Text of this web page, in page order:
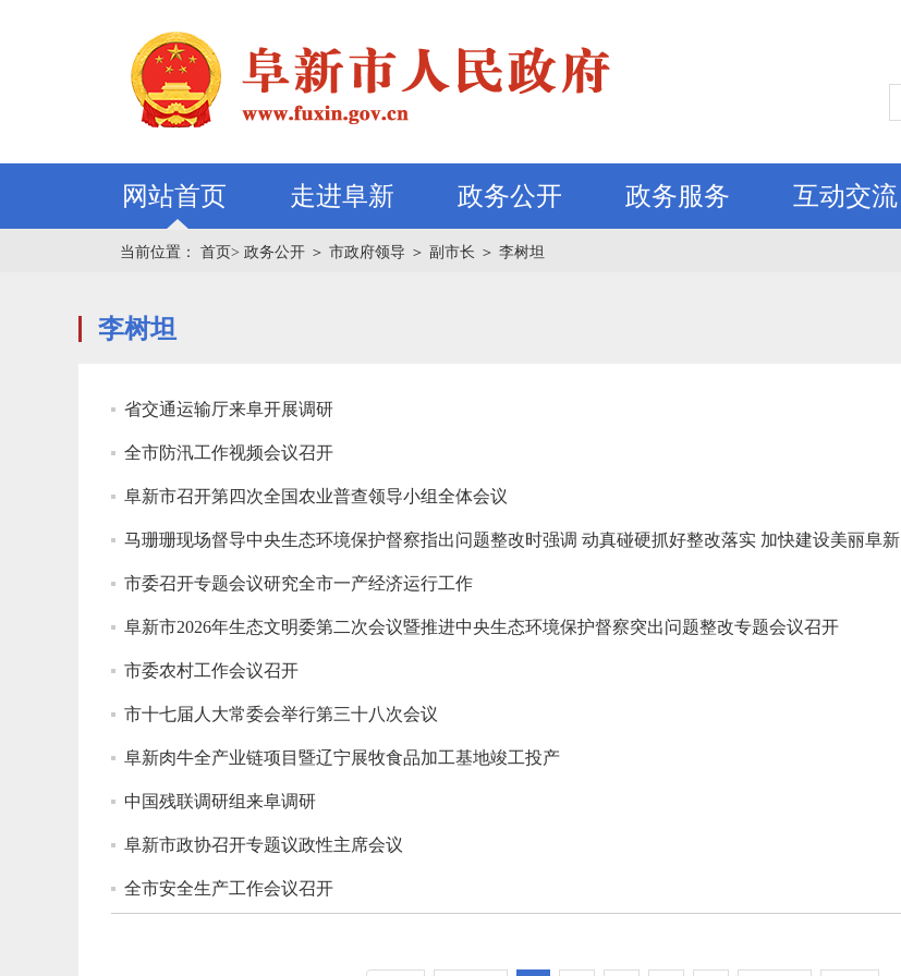
网站首页 走进阜新 政务公开 政务服务 互动交流
当前位置： 首页> 政务公开 ＞ 市政府领导 ＞ 副市长 ＞ 李树坦
李树坦
省交通运输厅来阜开展调研
全市防汛工作视频会议召开
阜新市召开第四次全国农业普查领导小组全体会议
马珊珊现场督导中央生态环境保护督察指出问题整改时强调 动真碰硬抓好整改落实 加快建设美丽阜新
市委召开专题会议研究全市一产经济运行工作
阜新市2026年生态文明委第二次会议暨推进中央生态环境保护督察突出问题整改专题会议召开
市委农村工作会议召开
市十七届人大常委会举行第三十八次会议
阜新肉牛全产业链项目暨辽宁展牧食品加工基地竣工投产
中国残联调研组来阜调研
阜新市政协召开专题议政性主席会议
全市安全生产工作会议召开